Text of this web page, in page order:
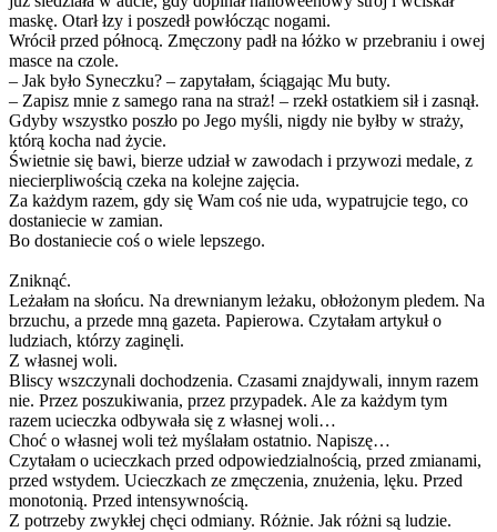
maskę. Otarł łzy i poszedł powłócząc nogami.
Wrócił przed północą. Zmęczony padł na łóżko w przebraniu i owej
masce na czole.
– Jak było Syneczku? – zapytałam, ściągając Mu buty.
– Zapisz mnie z samego rana na straż! – rzekł ostatkiem sił i zasnął.
Gdyby wszystko poszło po Jego myśli, nigdy nie byłby w straży,
którą kocha nad życie.
Świetnie się bawi, bierze udział w zawodach i przywozi medale, z
niecierpliwością czeka na kolejne zajęcia.
Za każdym razem, gdy się Wam coś nie uda, wypatrujcie tego, co
dostaniecie w zamian.
Bo dostaniecie coś o wiele lepszego.
Zniknąć.
Leżałam na słońcu. Na drewnianym leżaku, obłożonym pledem. Na
brzuchu, a przede mną gazeta. Papierowa. Czytałam artykuł o
ludziach, którzy zaginęli.
Z własnej woli.
Bliscy wszczynali dochodzenia. Czasami znajdywali, innym razem
nie. Przez poszukiwania, przez przypadek. Ale za każdym tym
razem ucieczka odbywała się z własnej woli…
Choć o własnej woli też myślałam ostatnio. Napiszę…
Czytałam o ucieczkach przed odpowiedzialnością, przed zmianami,
przed wstydem. Ucieczkach ze zmęczenia, znużenia, lęku. Przed
monotonią. Przed intensywnością.
Z potrzeby zwykłej chęci odmiany. Różnie. Jak różni są ludzie.